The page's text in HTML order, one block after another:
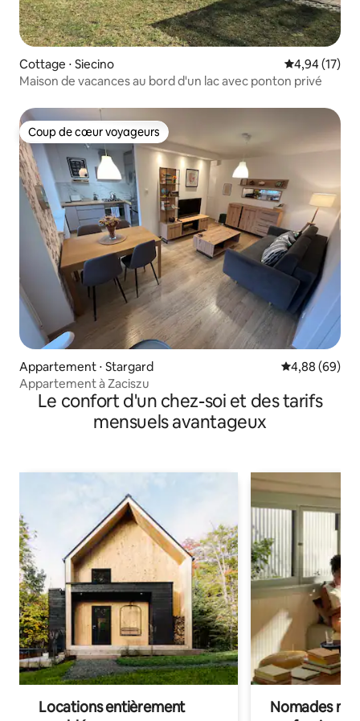
Cottage ⋅ Siecino Évaluation
4,94 (17)
Maison de vacances au bord d'un lac avec ponton privé
Coup de cœur voyageurs
Coup de cœur voyageurs
Appartement ⋅ Stargard Évaluation
4,88 (69)
Appartement à Zaciszu
Le confort d'un chez-soi et des tarifs
mensuels avantageux
Locations entièrement
Nomades